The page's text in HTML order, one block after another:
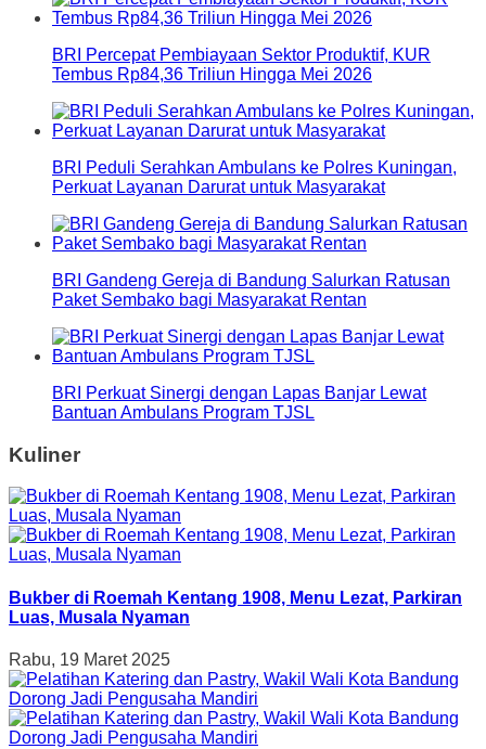
BRI Percepat Pembiayaan Sektor Produktif, KUR
Tembus Rp84,36 Triliun Hingga Mei 2026
BRI Peduli Serahkan Ambulans ke Polres Kuningan,
Perkuat Layanan Darurat untuk Masyarakat
BRI Gandeng Gereja di Bandung Salurkan Ratusan
Paket Sembako bagi Masyarakat Rentan
BRI Perkuat Sinergi dengan Lapas Banjar Lewat
Bantuan Ambulans Program TJSL
Kuliner
Bukber di Roemah Kentang 1908, Menu Lezat, Parkiran
Luas, Musala Nyaman
Rabu, 19 Maret 2025